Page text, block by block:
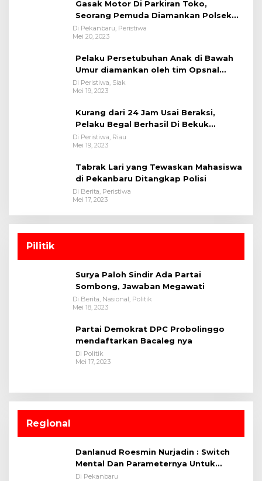
Gasak Motor Di Parkiran Toko,
Seorang Pemuda Diamankan Polsek
Bukit Raya
Di Pekanbaru, Peristiwa
Mei 20, 2023
Pelaku Persetubuhan Anak di Bawah
Umur diamankan oleh tim Opsnal
Polsek Tualang-Polres Siak-Polda Riau
Di Peristiwa, Siak
Mei 19, 2023
Kurang dari 24 Jam Usai Beraksi,
Pelaku Begal Berhasil Di Bekuk
Satreskrim Polres Kuansing
Di Peristiwa, Riau
Mei 19, 2023
Tabrak Lari yang Tewaskan Mahasiswa
di Pekanbaru Ditangkap Polisi
Di Berita, Peristiwa
Mei 17, 2023
Pilitik
Surya Paloh Sindir Ada Partai
Sombong, Jawaban Megawati
Di Berita, Nasional, Politik
Mei 18, 2023
Partai Demokrat DPC Probolinggo
mendaftarkan Bacaleg nya
Di Politik
Mei 17, 2023
Regional
Danlanud Roesmin Nurjadin : Switch
Mental Dan Parameternya Untuk
Melaksanakan ✈
Di Pekanbaru